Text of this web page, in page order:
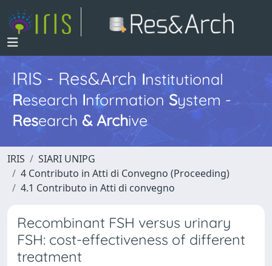
IRIS - Res&ArchInstitutional
Research InformationSystem -
Research & Archive
IRIS
SIARI UNIPG
4 Contributo in Atti di Convegno (Proceeding)
4.1 Contributo in Atti di convegno
Recombinant FSH versus urinary
FSH: cost-effectiveness of different
treatment